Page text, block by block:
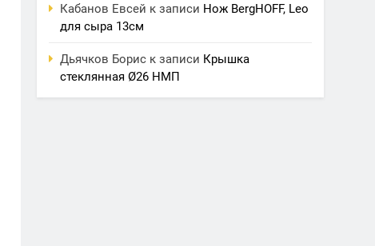
Кабанов Евсей к записи Нож BergHOFF, Leo
для сыра 13см
Дьячков Борис к записи Крышка
стеклянная Ø26 НМП